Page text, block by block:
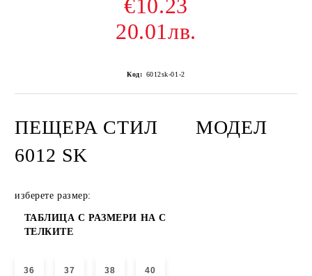
€10.23
20.01лв.
Код: 6012sk-01-2
ПЕЩЕРА СТИЛ
МОДЕЛ
6012 SK
изберете размер:
ТАБЛИЦА С РАЗМЕРИ НА С
ТЕЛКИТЕ
36 37 38 40